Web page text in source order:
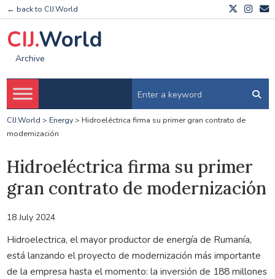
← back to CIJ.World
CIJ.World
Archive
CIJ.World > Energy> Hidroeléctrica firma su primer gran contrato de
modernización
Hidroeléctrica firma su primer
gran contrato de modernización
18 July 2024
Hidroelectrica, el mayor productor de energía de Rumanía,
está lanzando el proyecto de modernización más importante
de la empresa hasta el momento: la inversión de 188 millones